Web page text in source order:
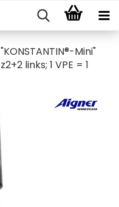
Mini"
links; 1 VPE = 1